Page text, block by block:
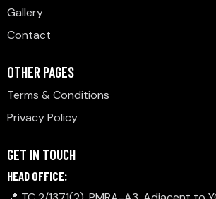
Gallery
Contact
OTHER PAGES
Terms & Conditions
Privacy Policy
GET IN TOUCH
HEAD OFFICE: